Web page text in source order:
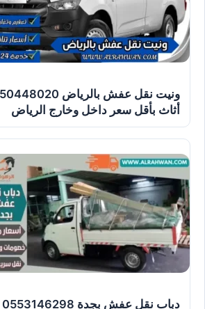
أثاث بأقل سعر داخل وخارج الرياض